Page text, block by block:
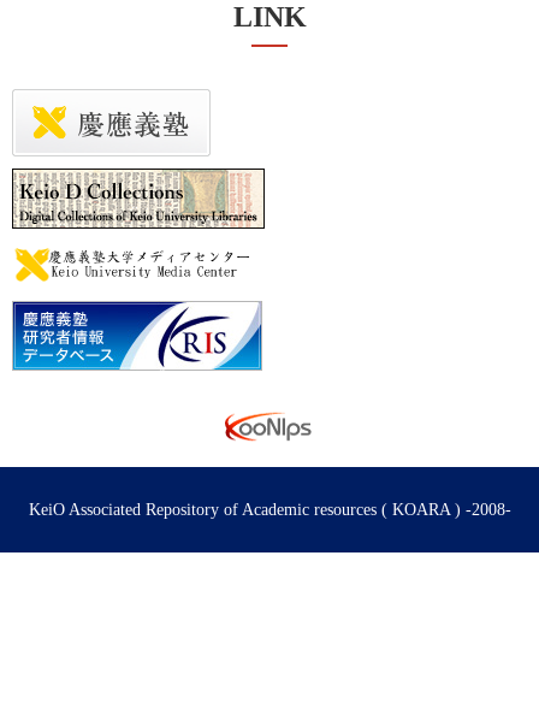
LINK
KeiO Associated Repository of Academic resources ( KOARA ) -2008-